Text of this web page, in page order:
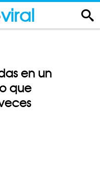
viral
en un
que